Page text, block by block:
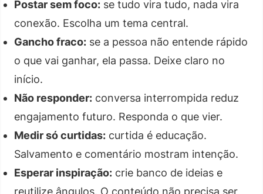
Postar sem foco: se tudo vira tudo, nada vira
conexão. Escolha um tema central.
Gancho fraco: se a pessoa não entende rápido
o que vai ganhar, ela passa. Deixe claro no
início.
Não responder: conversa interrompida reduz
engajamento futuro. Responda o que vier.
Medir só curtidas: curtida é educação.
Salvamento e comentário mostram intenção.
Esperar inspiração: crie banco de ideias e
reutilize ângulos. O conteúdo não precisa ser